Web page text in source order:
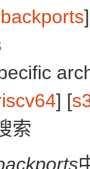
] [
索